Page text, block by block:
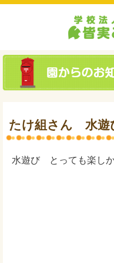
たけ組さん 水遊
水遊び とっても楽し